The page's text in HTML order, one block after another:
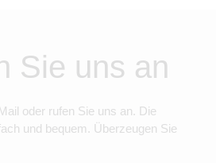
Sie uns an
oder rufen Sie uns an. Die
und bequem. Überzeugen Sie